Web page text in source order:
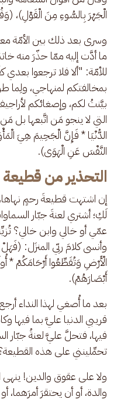
الْجَهْرَ بِالسُّوءِ مِنَ الْقَوْلِ)،
وسرى بعد ذلك بين الأمّة
ما أدَّت إليه ممّا حذّرَ منه
للأمّة: "ألا فلا ترجعوا
بمخالفتكم لمنهاجي،
بيَّنتُ لكم، وإصغائكم
التي لا ينجو مَن اتَّبعها بل
الدُّنْيَا * فَإِنَّ الْجَحِيمَ هِيَ
النَّفْسَ عَنِ الْهَوَى).
التحذير من قطيعة
إن اشتهت قطيعةَ رحمٍ
لَكِ؛ أشتري لعنةَ جبّار
عمّي أو خالي وابن خالي؟
وأنسى كلامَ ربّي المنزَل:
الْأَرْضِ وَتُقَطِّعُوا أَرْحَامَكُمْ *
أَبْصَارَهُمْ).
بعد ما أُصغي لهذا النداء
قريبي الدنيا عليَّ بما
فيها، فتحلَّ عليَّ لعنةُ
تحمِّلينني على هذه
ولا على عقوق والدين!
والدة، أو أن يحتقرَ أمرَهما،